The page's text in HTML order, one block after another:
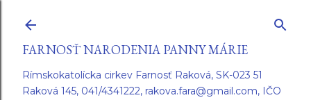
FARNOSŤ NARODENIA PANNY MÁRIE
Rímskokatolícka cirkev Farnosť Raková, SK-023 51
Raková 145, 041/4341222, rakova.fara@gmail.com, IČO